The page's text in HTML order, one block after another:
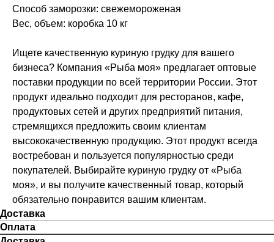
Способ заморозки: свежемороженая
Вес, объем: коробка 10 кг
Ищете качественную куриную грудку для вашего
бизнеса? Компания «Рыба моя» предлагает оптовые
поставки продукции по всей территории России. Этот
продукт идеально подходит для ресторанов, кафе,
продуктовых сетей и других предприятий питания,
стремящихся предложить своим клиентам
высококачественную продукцию. Этот продукт всегда
востребован и пользуется популярностью среди
покупателей. Выбирайте куриную грудку от «Рыба
моя», и вы получите качественный товар, который
обязательно понравится вашим клиентам.
Доставка
Оплата